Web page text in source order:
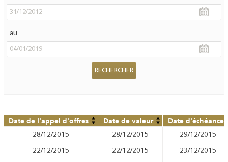
au
Date de l'appel d'offres Date de valeur Date d'échéance
28/12/2015 28/12/2015 29/12/2015
22/12/2015 22/12/2015 23/12/2015